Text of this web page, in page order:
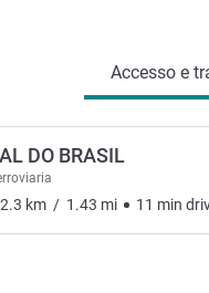
Accesso e
DO BRASIL
2.3 km / 1.43 mi 11 min